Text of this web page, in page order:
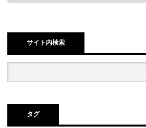
サイト内検索
タグ